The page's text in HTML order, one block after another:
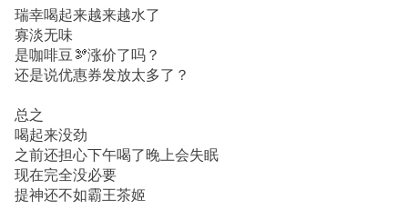
瑞幸喝起来越来越水了
寡淡无味
是咖啡豆🫘涨价了吗？
还是说优惠券发放太多了？
总之
喝起来没劲
之前还担心下午喝了晚上会失眠
现在完全没必要
提神还不如霸王茶姬